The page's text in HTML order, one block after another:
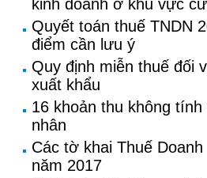
kinh doanh ở khu vực
Quyết toán thuế TNDN
điểm cần lưu ý
Quy định miễn thuế đối
xuất khẩu
16 khoản thu không
nhân
Các tờ khai Thuế
năm 2017